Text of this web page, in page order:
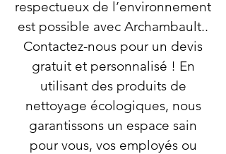
respectueux de l’environnement
est possible avec Archambault..
Contactez-nous pour un devis
gratuit et personnalisé ! En
utilisant des produits de
nettoyage écologiques, nous
garantissons un espace sain
pour vous, vos employés ou